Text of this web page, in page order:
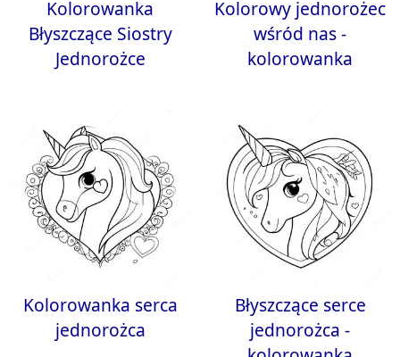
Kolorowanka
Błyszczące Siostry
Jednorożce
Kolorowy jednorożec
wśród nas -
kolorowanka
Kolorowanka serca
jednorożca
Błyszczące serce
jednorożca -